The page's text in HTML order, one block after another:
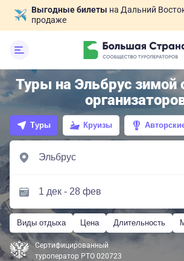
Выгодные билеты на Дальний
продаже
Туры на Эльбрус зимой
Туры Круизы
Виды отдыха Цена Длительность
Сертифицированный
туроператор РТО 020723